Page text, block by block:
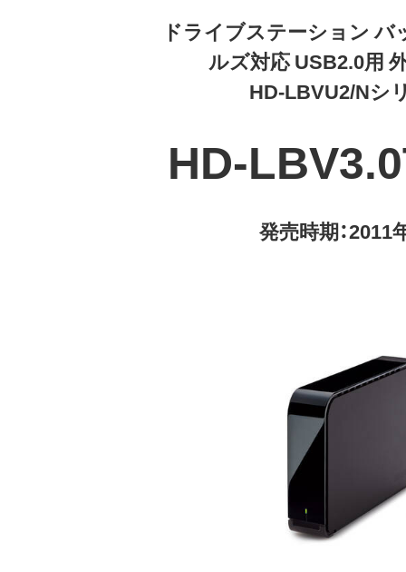
ドライブステーション
ルズ対応 USB2.0用
HD-LBVU2/Nシ
HD-
発売時期：2011